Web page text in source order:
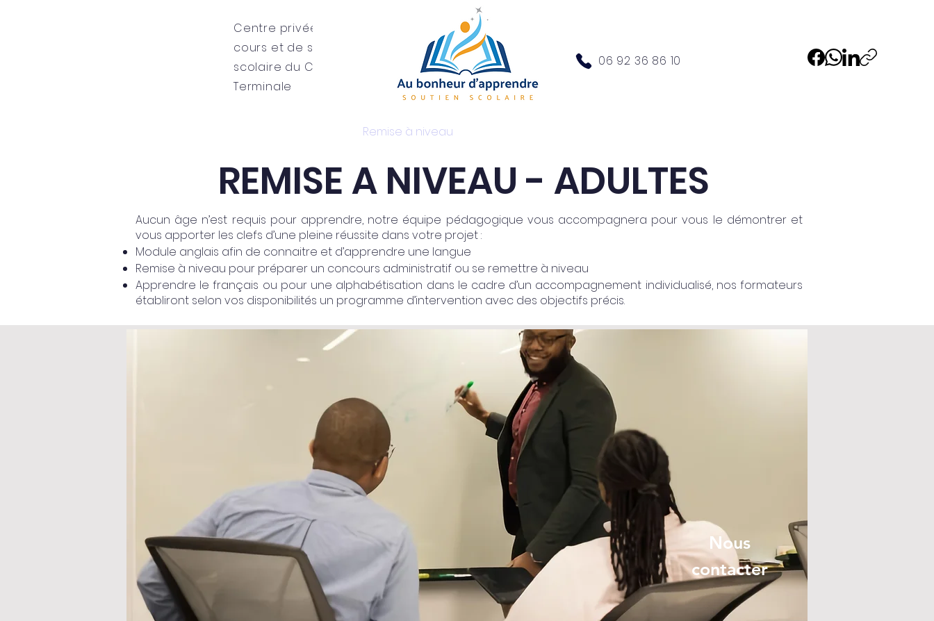
Centre privée de
cours et de soutien
scolaire du CP à la
Terminale
06 92 36 86 10
Remise à niveau
REMISE A NIVEAU - ADULTES
Aucun âge n’est requis pour apprendre, notre équipe pédagogique vous accompagnera pour vous le démontrer et
vous apporter les clefs d’une pleine réussite dans votre projet :
Module anglais afin de connaitre et d’apprendre une langue
Remise à niveau pour préparer un concours administratif ou se remettre à niveau
Apprendre le français ou pour une alphabétisation dans le cadre d’un accompagnement individualisé, nos formateurs
établiront selon vos disponibilités un programme d’intervention avec des objectifs précis.
Nous
contacter